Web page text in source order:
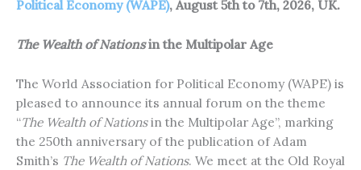
Political Economy (WAPE), August 5th to 7th, 2026, UK.
The Wealth of Nationsin the Multipolar Age
The World Association for Political Economy (WAPE) is
pleased to announce its annual forum on the theme
“The Wealth of Nationsin the Multipolar Age”, marking
the 250th anniversary of the publication of Adam
Smith’s The Wealth of Nations. We meet at the Old Royal